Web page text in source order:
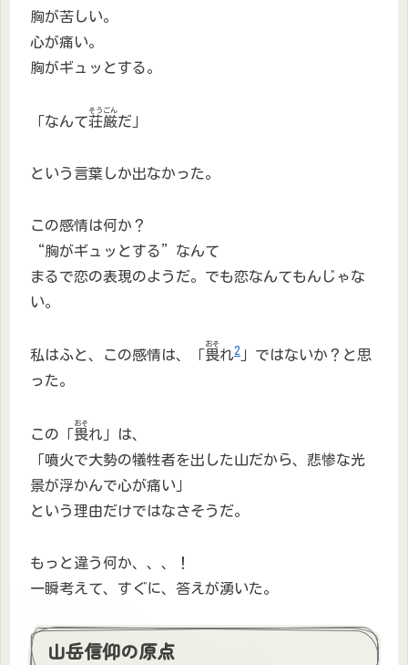
胸が苦しい。
心が痛い。
胸がギュッとする。
「なんて荘厳
そうごん
だ」
という言葉しか出なかった。
この感情は何か？
“胸がギュッとする”なんて
まるで恋の表現のようだ。でも恋なんてもんじゃな
い。
私はふと、この感情は、「畏
おそ
れ2 」ではないか？と思
った。
この「畏
おそ
れ」は、
「噴火で大勢の犠牲者を出した山だから、悲惨な光
景が浮かんで心が痛い」
という理由だけではなさそうだ。
もっと違う何か、、、！
一瞬考えて、すぐに、答えが湧いた。
山岳信仰の原点